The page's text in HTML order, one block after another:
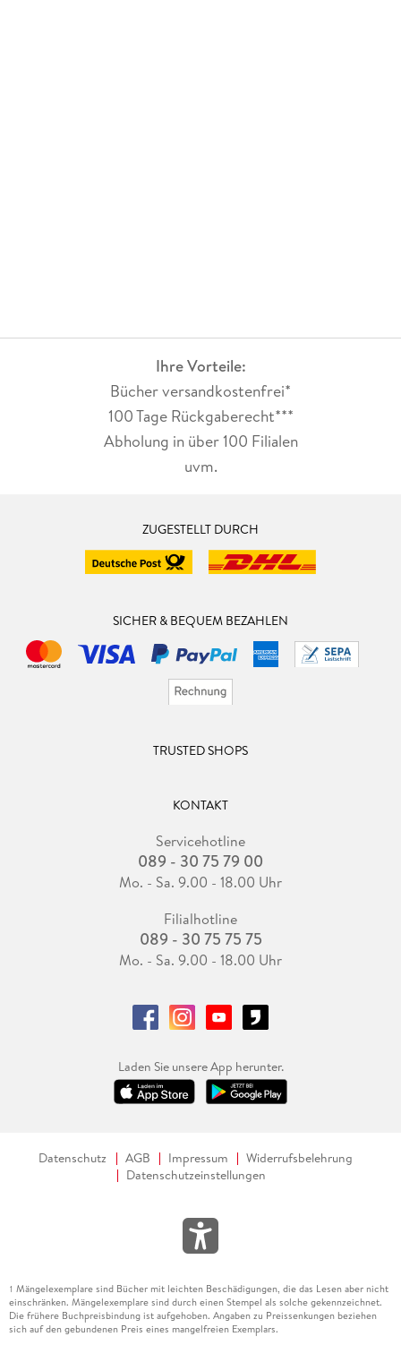
Ihre Vorteile:
Bücher versandkostenfrei*
100 Tage Rückgaberecht***
Abholung in über 100 Filialen
uvm.
ZUGESTELLT DURCH
SICHER & BEQUEM BEZAHLEN
TRUSTED SHOPS
KONTAKT
Servicehotline
089 - 30 75 79 00
Mo. - Sa. 9.00 - 18.00 Uhr
Filialhotline
089 - 30 75 75 75
Mo. - Sa. 9.00 - 18.00 Uhr
Laden Sie unsere App herunter.
Datenschutz AGB Impressum
Widerrufsbelehrung
Datenschutzeinstellungen
1 Mängelexemplare sind Bücher mit leichten Beschädigungen, die das Lesen aber nicht
einschränken. Mängelexemplare sind durch einen Stempel als solche gekennzeichnet.
Die frühere Buchpreisbindung ist aufgehoben. Angaben zu Preissenkungen beziehen
sich auf den gebundenen Preis eines mangelfreien Exemplars.